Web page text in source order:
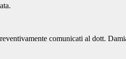
comunicati al dott.